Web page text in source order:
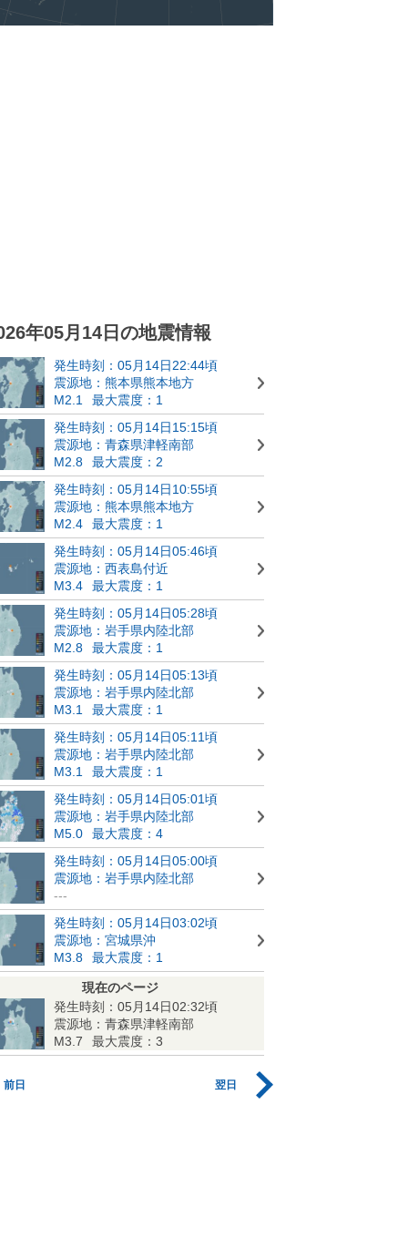
年05月14日の地震情報
発生時刻：05月14日22:44頃
震源地：熊本県熊本地方
M2.1
最大震度：1
発生時刻：05月14日15:15頃
震源地：青森県津軽南部
M2.8
最大震度：2
発生時刻：05月14日10:55頃
震源地：熊本県熊本地方
M2.4
最大震度：1
発生時刻：05月14日05:46頃
震源地：西表島付近
M3.4
最大震度：1
発生時刻：05月14日05:28頃
震源地：岩手県内陸北部
M2.8
最大震度：1
発生時刻：05月14日05:13頃
震源地：岩手県内陸北部
M3.1
最大震度：1
発生時刻：05月14日05:11頃
震源地：岩手県内陸北部
M3.1
最大震度：1
発生時刻：05月14日05:01頃
震源地：岩手県内陸北部
M5.0
最大震度：4
発生時刻：05月14日05:00頃
震源地：岩手県内陸北部
---
発生時刻：05月14日03:02頃
震源地：宮城県沖
M3.8
最大震度：1
現在のページ
発生時刻：05月14日02:32頃
震源地：青森県津軽南部
M3.7
最大震度：3
前日 翌日